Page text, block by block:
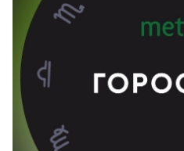
О
Спецпроекты
Звезды